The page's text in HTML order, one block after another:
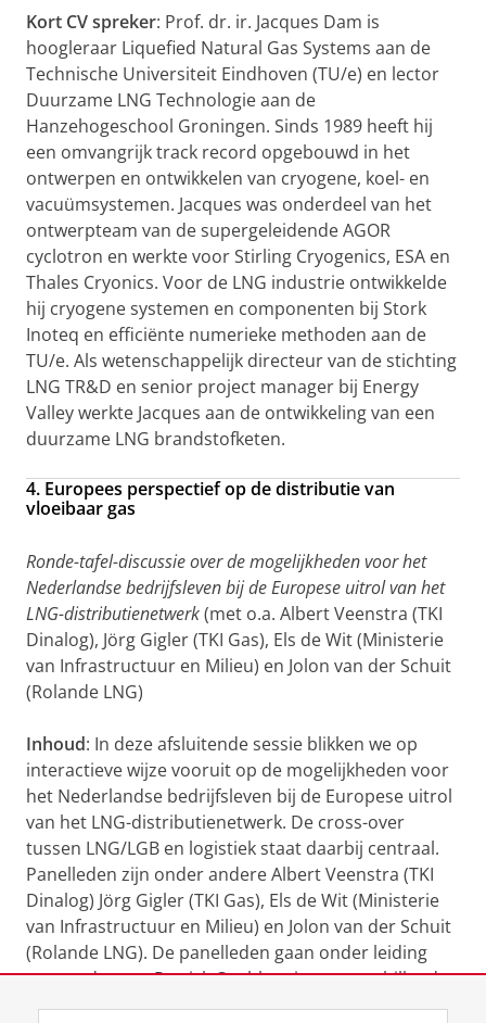
Kort CV spreker: Prof. dr. ir. Jacques Dam is
hoogleraar Liquefied Natural Gas Systems aan de
Technische Universiteit Eindhoven (TU/e) en lector
Duurzame LNG Technologie aan de
Hanzehogeschool Groningen. Sinds 1989 heeft hij
een omvangrijk track record opgebouwd in het
ontwerpen en ontwikkelen van cryogene, koel- en
vacuümsystemen. Jacques was onderdeel van het
ontwerpteam van de supergeleidende AGOR
cyclotron en werkte voor Stirling Cryogenics, ESA en
Thales Cryonics. Voor de LNG industrie ontwikkelde
hij cryogene systemen en componenten bij Stork
Inoteq en efficiënte numerieke methoden aan de
TU/e. Als wetenschappelijk directeur van de stichting
LNG TR&D en senior project manager bij Energy
Valley werkte Jacques aan de ontwikkeling van een
duurzame LNG brandstofketen.
4. Europees perspectief op de distributie van
vloeibaar gas
Ronde-tafel-discussie over de mogelijkheden voor het
Nederlandse bedrijfsleven bij de Europese uitrol van het
LNG-distributienetwerk(met o.a. Albert Veenstra (TKI
Dinalog), Jörg Gigler (TKI Gas), Els de Wit (Ministerie
van Infrastructuur en Milieu) en Jolon van der Schuit
(Rolande LNG)
Inhoud: In deze afsluitende sessie blikken we op
interactieve wijze vooruit op de mogelijkheden voor
het Nederlandse bedrijfsleven bij de Europese uitrol
van het LNG-distributienetwerk. De cross-over
tussen LNG/LGB en logistiek staat daarbij centraal.
Panelleden zijn onder andere Albert Veenstra (TKI
Dinalog) Jörg Gigler (TKI Gas), Els de Wit (Ministerie
van Infrastructuur en Milieu) en Jolon van der Schuit
(Rolande LNG). De panelleden gaan onder leiding
van moderator Patrick Cnubben in op verschillende
stellingen over de toekomst van LNG/LBG in Europa.